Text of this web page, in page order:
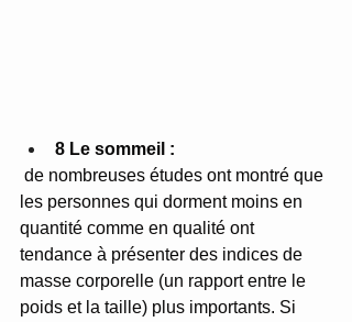
8 Le sommeil :
les personnes qui dorment moins en
quantité comme en qualité ont
tendance à présenter des indices de
masse corporelle (un rapport entre le
poids et la taille) plus importants. Si